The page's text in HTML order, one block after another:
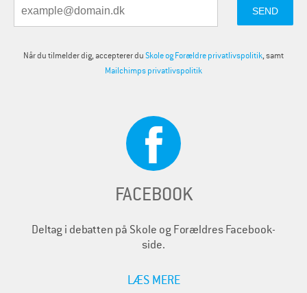
Når du tilmelder dig, accepterer duSkole og Forældre privatlivspolitik, samt
Mailchimps privatlivspolitik
FACEBOOK
Deltag i debatten på Skole og Forældres Facebook-
side.
LÆS MERE